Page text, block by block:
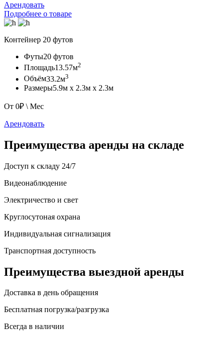
Арендовать
Подробнее о товаре
Контейнер 20 футов
Футы20 футов
Площадь13.57м2
Объём33.2м3
Размеры5.9м х 2.3м х 2.3м
От 0₽ \ Мес
Арендовать
Преимущества аренды на складе
Доступ к складу 24/7
Видеонаблюдение
Электричество и свет
Круглосутоная охрана
Индивидуальная сигнализация
Транспортная доступность
Преимущества выездной аренды
Доставка в день обращения
Бесплатная погрузка/разгрузка
Всегда в наличии